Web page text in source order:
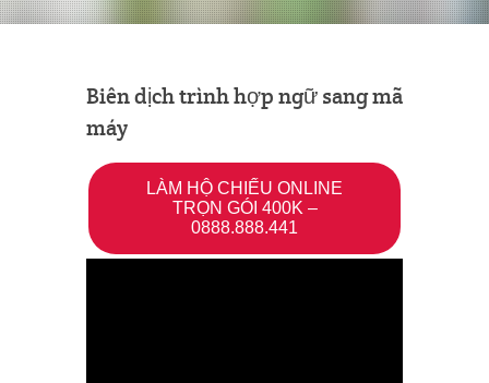
Biên dịch trình hợp ngữ sang mã
máy
LÀM HỘ CHIẾU ONLINE
TRỌN GÓI 400K –
0888.888.441